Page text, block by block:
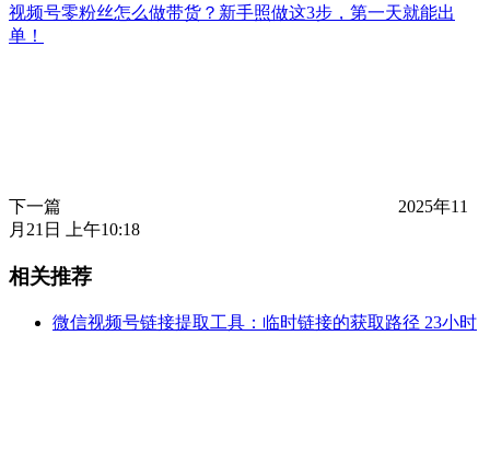
视频号零粉丝怎么做带货？新手照做这3步，第一天就能出
单！
下一篇
2025年11
月21日 上午10:18
相关推荐
微信视频号链接提取工具：临时链接的获取路径 23小时